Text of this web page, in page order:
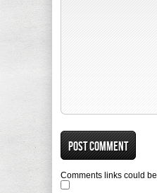
Comments links could be